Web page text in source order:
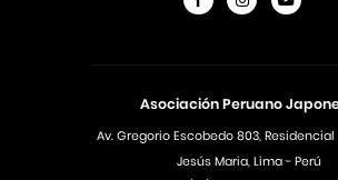
Asociación Peruano
Av. Gregorio Escobedo 803, Residencial
Jesús Maria, Lima - Perú